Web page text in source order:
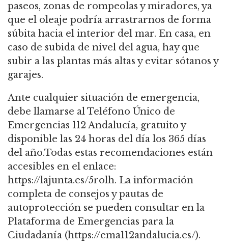
paseos, zonas de rompeolas y miradores, ya
que el oleaje podría arrastrarnos de forma
súbita hacia el interior del mar. En casa, en
caso de subida de nivel del agua, hay que
subir a las plantas más altas y evitar sótanos y
garajes.
Ante cualquier situación de emergencia,
debe llamarse al Teléfono Único de
Emergencias 112 Andalucía, gratuito y
disponible las 24 horas del día los 365 días
del año.Todas estas recomendaciones están
accesibles en el enlace:
https://lajunta.es/5rolh. La información
completa de consejos y pautas de
autoprotección se pueden consultar en la
Plataforma de Emergencias para la
Ciudadanía (https://ema112andalucia.es/).